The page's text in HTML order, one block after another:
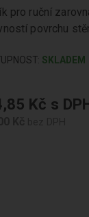
pro ruční
povrchu
SKLADEM
Kč